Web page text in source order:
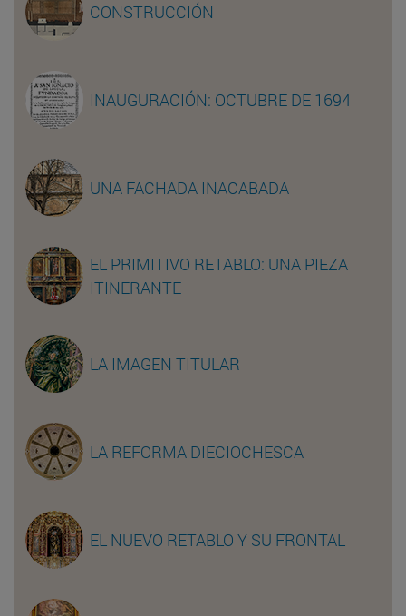
CONSTRUCCIÓN
INAUGURACIÓN: OCTUBRE DE 1694
UNA FACHADA INACABADA
EL PRIMITIVO RETABLO: UNA PIEZA
ITINERANTE
LA IMAGEN TITULAR
LA REFORMA DIECIOCHESCA
EL NUEVO RETABLO Y SU FRONTAL